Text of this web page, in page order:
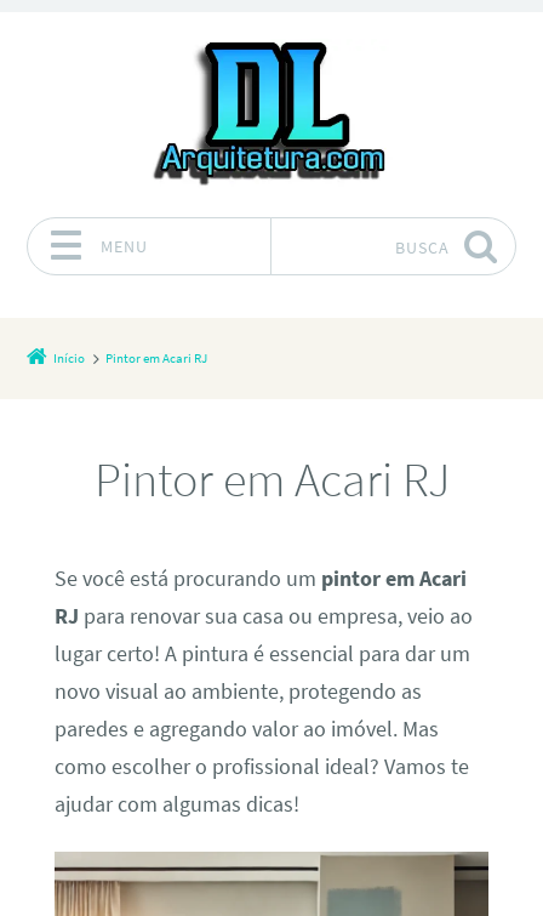
MENU BUSCA
Início Pintor em Acari RJ
Pintor em Acari RJ
Se você está procurando um pintor em Acari
RJ para renovar sua casa ou empresa, veio ao
lugar certo! A pintura é essencial para dar um
novo visual ao ambiente, protegendo as
paredes e agregando valor ao imóvel. Mas
como escolher o profissional ideal? Vamos te
ajudar com algumas dicas!